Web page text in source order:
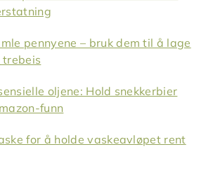
pennyene – bruk dem til å lage
trebeis
oljene: Hold snekkerbier
funn
for å holde vaskeavløpet rent